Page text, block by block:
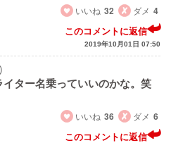
いいね 32 ダメ 4
このコメントに返信
2019年10月01日 07:50
ター名乗っていいのかな。笑
いいね 36 ダメ 6
このコメントに返信